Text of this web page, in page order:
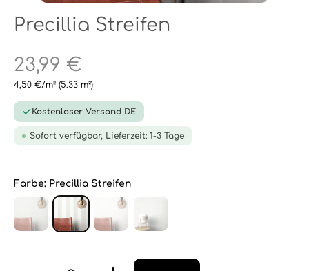
Precillia Streifen
23,99 €
4,50 €/m² (5.33 m²)
Kostenloser Versand DE
Sofort verfügbar, Lieferzeit: 1-3 Tage
Farbe: Precillia Streifen